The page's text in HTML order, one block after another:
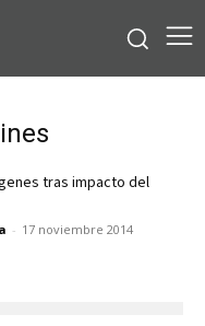
tras impacto del
- 17 noviembre 2014